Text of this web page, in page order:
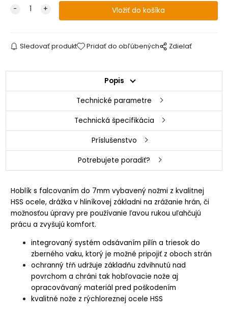
Sledovať produkt Pridať do obľúbených Zdielať
Popis
Technické parametre
Technická špecifikácia
Príslušenstvo
Potrebujete poradiť?
Hoblík s falcovaním do 7mm vybavený nožmi z kvalitnej
HSS ocele, drážka v hliníkovej základni na zrážanie hrán, či
možnosťou úpravy pre používanie ľavou rukou uľahčujú
prácu a zvyšujú komfort.
integrovaný systém odsávaním pilín a triesok do
zberného vaku, ktorý je možné pripojiť z oboch strán
ochranný tŕň udržuje základňu zdvihnutú nad
povrchom a chráni tak hobľovacie nože aj
opracovávaný materiál pred poškodením
kvalitné nože z rýchloreznej ocele HSS